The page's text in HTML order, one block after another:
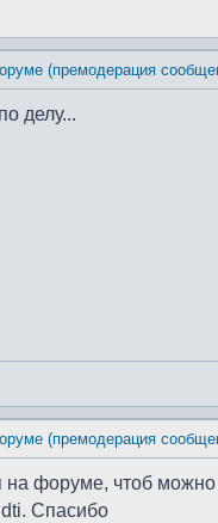
(премодерация
делу...
(премодерация
на форуме, чтоб
Спасибо